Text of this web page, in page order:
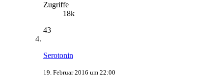
Zugriffe
18k
43
Serotonin
19. Februar 2016 um 22:00